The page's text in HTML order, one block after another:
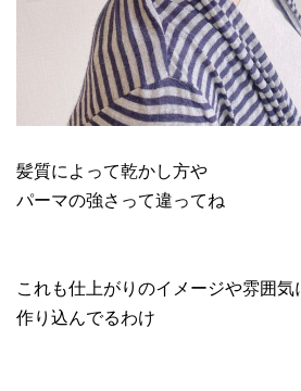
髪質によって乾かし方や
パーマの強さって違ってね
これも仕上がりのイメージや雰囲気
作り込んでるわけ